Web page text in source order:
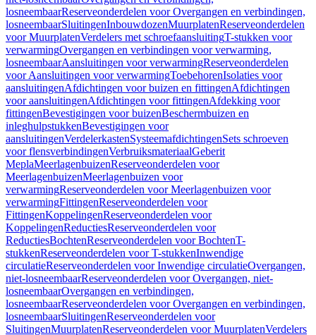
losneembaarReserveonderdelen voor Overgangen en verbindingen,
losneembaarSluitingenInbouwdozenMuurplatenReserveonderdelen
voor MuurplatenVerdelers met schroefaansluitingT-stukken voor
verwarmingOvergangen en verbindingen voor verwarming,
losneembaarAansluitingen voor verwarmingReserveonderdelen
voor Aansluitingen voor verwarmingToebehorenIsolaties voor
aansluitingenAfdichtingen voor buizen en fittingenAfdichtingen
voor aansluitingenAfdichtingen voor fittingenAfdekking voor
fittingenBevestigingen voor buizenBeschermbuizen en
inleghulpstukkenBevestigingen voor
aansluitingenVerdelerkastenSysteemafdichtingenSets schroeven
voor flensverbindingenVerbruiksmateriaalGeberit
MeplaMeerlagenbuizenReserveonderdelen voor
MeerlagenbuizenMeerlagenbuizen voor
verwarmingReserveonderdelen voor Meerlagenbuizen voor
verwarmingFittingenReserveonderdelen voor
FittingenKoppelingenReserveonderdelen voor
KoppelingenReductiesReserveonderdelen voor
ReductiesBochtenReserveonderdelen voor BochtenT-
stukkenReserveonderdelen voor T-stukkenInwendige
circulatieReserveonderdelen voor Inwendige circulatieOvergangen,
niet-losneembaarReserveonderdelen voor Overgangen, niet-
losneembaarOvergangen en verbindingen,
losneembaarReserveonderdelen voor Overgangen en verbindingen,
losneembaarSluitingenReserveonderdelen voor
SluitingenMuurplatenReserveonderdelen voor MuurplatenVerdelers